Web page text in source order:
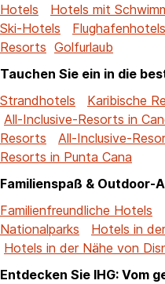
Hotels
Hotels mit
Ski-Hotels
Flughafenhotels
Resorts Golfurlaub
Tauchen Sie ein in die
Strandhotels
Karibische
All-Inclusive-Resorts in
Resorts
All-Inclusive-
Resorts in Punta Cana
Familienspaß & Outdoor-
Familienfreundliche Hotels
Nationalparks
Hotels in
Hotels in der Nähe von
Entdecken Sie IHG: Vom